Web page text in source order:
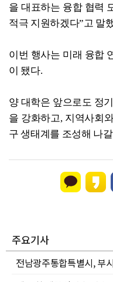
을 대표하는 융합 협력
적극 지원하겠다”고 말
이번 행사는 미래 융합
이 됐다.
양 대학은 앞으로도 정
을 강화하고, 지역사회
구 생태계를 조성해 나
주요기사
전남광주통합특별시, 부